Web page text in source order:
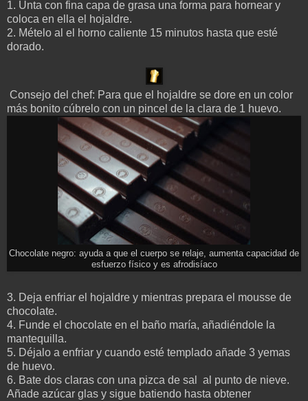
1. Unta con fina capa de grasa una forma para hornear y
coloca en ella el hojaldre.
2. Mételo al el horno caliente 15 minutos hasta que esté
dorado.
Consejo del chef: Para que el hojaldre se dore en un color
más bonito cúbrelo con un pincel de la clara de 1 huevo.
Chocolate negro: ayuda a que el cuerpo se relaje, aumenta capacidad de
esfuerzo físico y es afrodisíaco
3. Deja enfriar el hojaldre y mientras prepara el mousse de
chocolate.
4. Funde el chocolate en el baño maría, añadiéndole la
mantequilla.
5. Déjalo a enfriar y cuando esté templado añade 3 yemas
de huevo.
6. Bate dos claras con una pizca de sal al punto de nieve.
Añade azúcar glas y sigue batiendo hasta obtener